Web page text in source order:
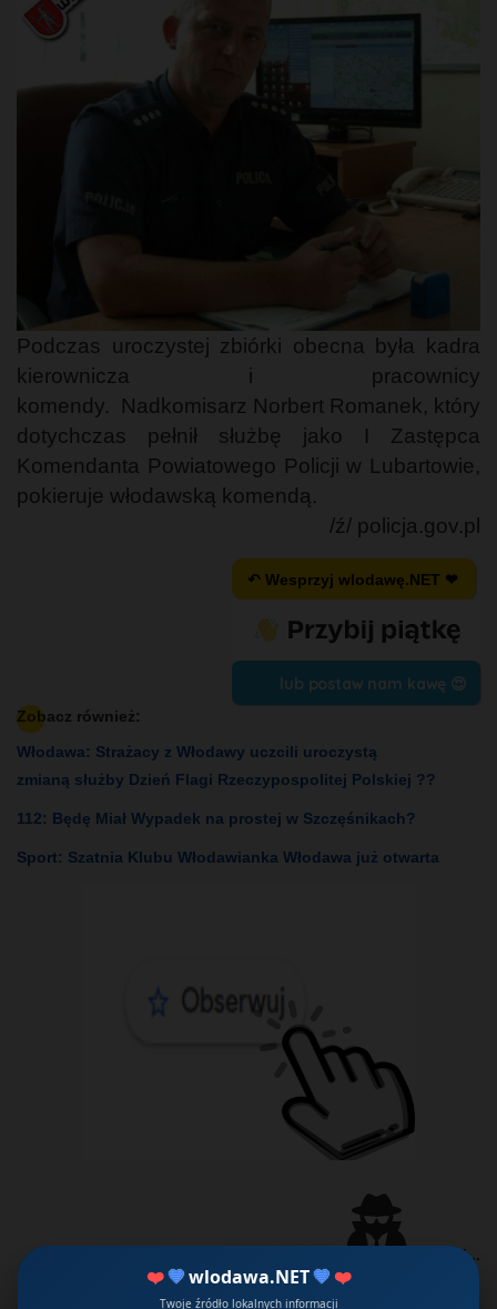
❤️ 💙wlodawa.NET 💙❤️
Twoje źródło lokalnych informacji
Podczas uroczystej zbiórki obecna była kadra
kierownicza i pracownicy
komendy. Nadkomisarz Norbert Romanek, który
dotychczas pełnił służbę jako I Zastępca
Komendanta Powiatowego Policji w Lubartowie,
pokieruje włodawską komendą.
/ź/ policja.gov.pl
↶ Wesprzyj wlodawę.NET ❤
lub postaw nam kawę 😍
Zobacz również:
Włodawa: Strażacy z Włodawy uczcili uroczystą
zmianą służby Dzień Flagi Rzeczypospolitej Polskiej ??
112: Będę Miał Wypadek na prostej w Szczęśnikach?
Sport: Szatnia Klubu Włodawianka Włodawa już otwarta
Więcej...